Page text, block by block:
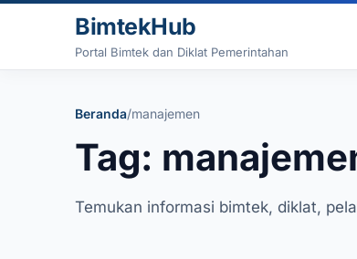
BimtekHub
Portal Bimtek dan Diklat Pemerintahan
Beranda/manajemen
Tag:
Temukan informasi bimtek, diklat,